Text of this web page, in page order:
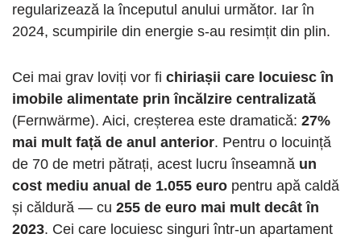
regularizează la începutul anului următor. Iar în
2024, scumpirile din energie s-au resimțit din plin.
Cei mai grav loviți vor fi chiriașii care locuiesc în
imobile alimentate prin încălzire centralizată
(Fernwärme). Aici, creșterea este dramatică: 27%
mai mult față de anul anterior. Pentru o locuință
de 70 de metri pătrați, acest lucru înseamnă un
cost mediu anual de 1.055 euro pentru apă caldă
și căldură — cu 255 de euro mai mult decât în
2023. Cei care locuiesc singuri într-un apartament